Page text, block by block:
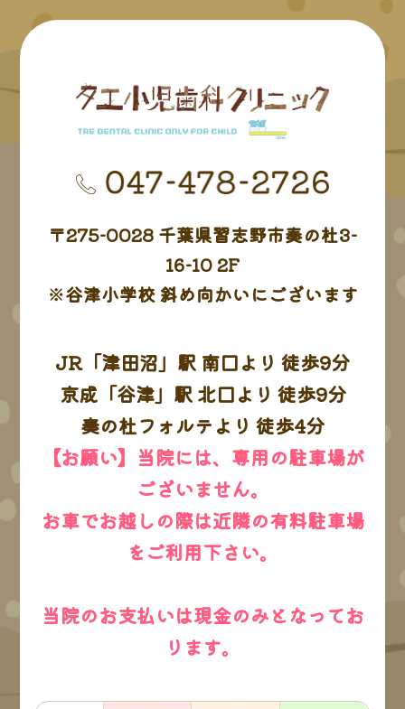
操"！の凄いパワー
その18 大人が楽しんで笑うって大事
その19 むし歯予防に！キシリトールの
その20 噛む、食べるは“学習”なんです
その21 嬉しい報告
その23 ピカキッズについて
その24 ごめんなさい、何度も聞かせて
ください、、
その25 歯肉炎について
その27 母子手帳は親子の命のアルバム
〒275-0028 千葉県習志野市奏の杜3-
16-10 2F
※⾕津小学校 斜め向かいにございます
JR「津⽥沼」駅 南口より 徒歩9分
京成「⾕津」駅 北口より 徒歩9分
奏の杜フォルテより 徒歩4分
【お願い】当院には、専用の駐車場が
ございません。
お車でお越しの際は近隣の有料駐車場
をご利用下さい。
当院のお支払いは現金のみとなってお
ります。